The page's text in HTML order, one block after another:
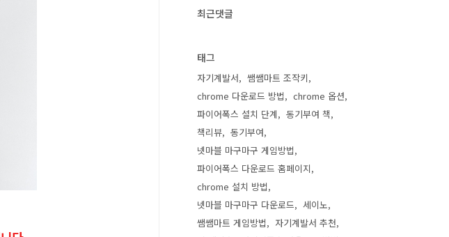
최근댓글
태그
자기계발서
쌤쌤마트 조작키
chrome 다운로드 방법
chrome 옵션
파이어폭스 설치 단계
동기부여 책
책리뷰
동기부여
넷마블 마구마구 게임방법
파이어폭스 다운로드 홈페이지
chrome 설치 방법
넷마블 마구마구 다운로드
세이노
쌤쌤마트 게임방법
자기계발서 추천